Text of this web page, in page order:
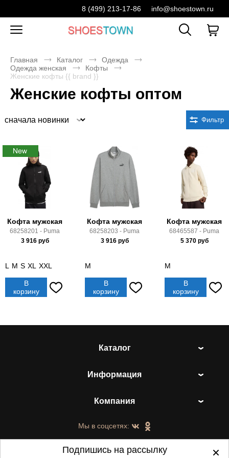
8 (499) 213-17-86 info@shoestown.ru
Главная Каталог
Одежда
Одежда женская
Кофты
Женские кофты {{ brand }}
Женские кофты оптом
Фильтр
Кофта мужская
68258201 - Puma
3 916руб
L M S XL XXL
В
корзину
Кофта мужская
68258203 - Puma
3 916руб
M
В
корзину
Кофта мужская
68465587 - Puma
5 370руб
M
В
корзину
Каталог
Информация
Компания
Мы в соцсетях:
Подпишись на рассылку